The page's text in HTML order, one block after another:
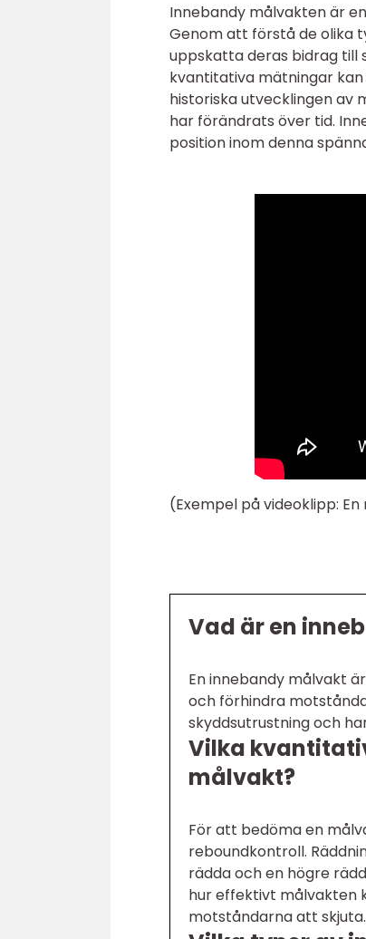
Innebandy målvakten är
Genom att förstå de olika
uppskatta deras bidrag till
kvantitativa mätningar
historiska utvecklingen av
har förändrats över tid.
position inom denna
(Exempel på videoklipp:
Vad är en
En innebandy målvakt
och förhindra
skyddsutrustning och
Vilka
målvakt?
För att bedöma en
reboundkontroll.
rädda och en högre
hur effektivt målvakten
motståndarna att skjuta.